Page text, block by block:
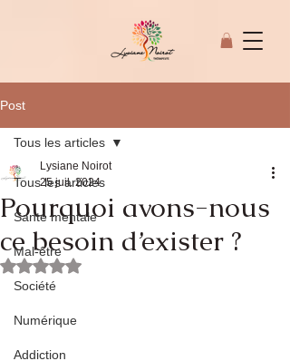
© Copyright
Post
Tous les articles
Santé mentale
Mal-être
Société
Numérique
Addiction
Tous les articles
Pourquoi avons-nous
ce besoin d’exister ?
Lysiane Noirot
25 juil. 2024
Noté NaN étoiles sur 5.